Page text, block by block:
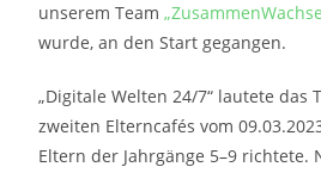
unserem Team
wurde, an den Start gegangen.
„Digitale Welten 24/7“ lautete das
zweiten Elterncafés vom
Eltern der Jahrgänge 5–9 richtete.